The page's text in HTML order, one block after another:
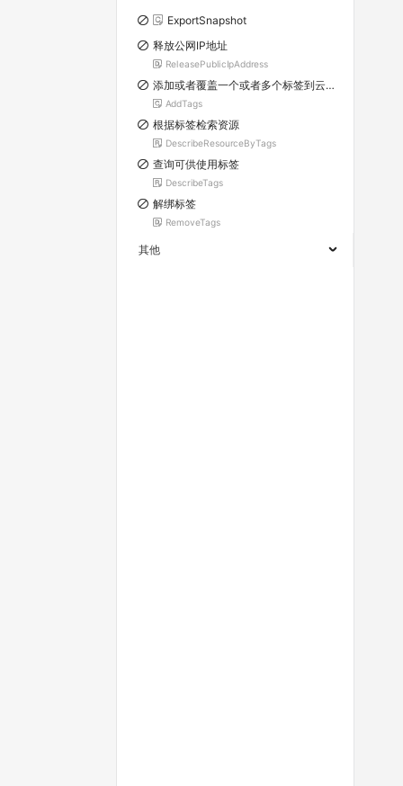
ExportSnapshot
释放公网IP地址
ReleasePublicIpAddress
添加或者覆盖一个或者多个标签到云服务器ECS的各项资源上
AddTags
根据标签检索资源
DescribeResourceByTags
查询可供使用标签
DescribeTags
解绑标签
RemoveTags
其他